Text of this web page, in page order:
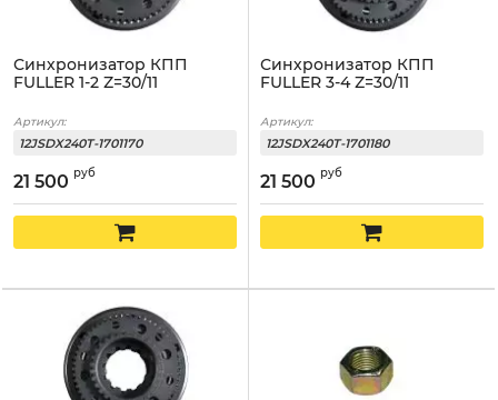
Синхронизатор КПП
FULLER 1-2 Z=30/11
Артикул:
12JSDX240T-1701170
21 500 руб
Синхронизатор КПП
FULLER 3-4 Z=30/11
Артикул:
12JSDX240T-1701180
21 500 руб